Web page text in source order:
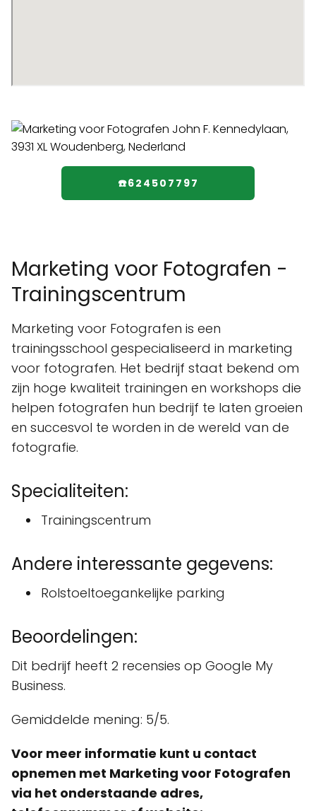
☎️624507797
Marketing voor Fotografen -
Trainingscentrum
Marketing voor Fotografen is een
trainingsschool gespecialiseerd in marketing
voor fotografen. Het bedrijf staat bekend om
zijn hoge kwaliteit trainingen en workshops die
helpen fotografen hun bedrijf te laten groeien
en succesvol te worden in de wereld van de
fotografie.
Specialiteiten:
Trainingscentrum
Andere interessante gegevens:
Rolstoeltoegankelijke parking
Beoordelingen:
Dit bedrijf heeft 2 recensies op Google My
Business.
Gemiddelde mening: 5/5.
Voor meer informatie kunt u contact
opnemen met Marketing voor Fotografen
via het onderstaande adres,